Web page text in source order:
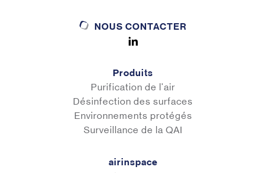
NOUS CONTACTER
Produits
Purification de l'air
Désinfection des surfaces
Environnements protégés
Surveillance de la QAI
airinspace